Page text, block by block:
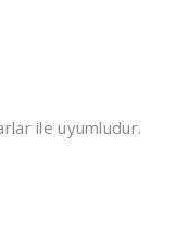
ile uyumludur.